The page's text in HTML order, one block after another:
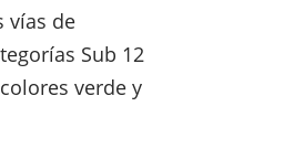
vías de
Sub 12
verde y